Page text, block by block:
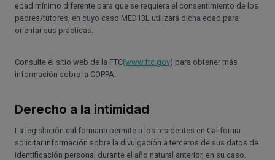
edad mínimo diferente para que se requiera el consentimiento de los
padres/tutores, en cuyo caso MED13L utilizará dicha edad para
orientar sus prácticas.
Consulte el sitio web de la FTC(www.ftc.gov) para obtener más
información sobre la COPPA.
Derecho a la intimidad
La legislación californiana permite a los residentes en California
solicitar información sobre la divulgación a terceros de sus datos de
identificación personal durante el año natural anterior, en su caso.